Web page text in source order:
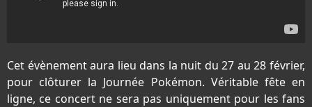
Cet évènement aura lieu dans la nuit du 27 au 28 février,
pour clôturer la Journée Pokémon. Véritable fête en
ligne, ce concert ne sera pas uniquement pour les fans